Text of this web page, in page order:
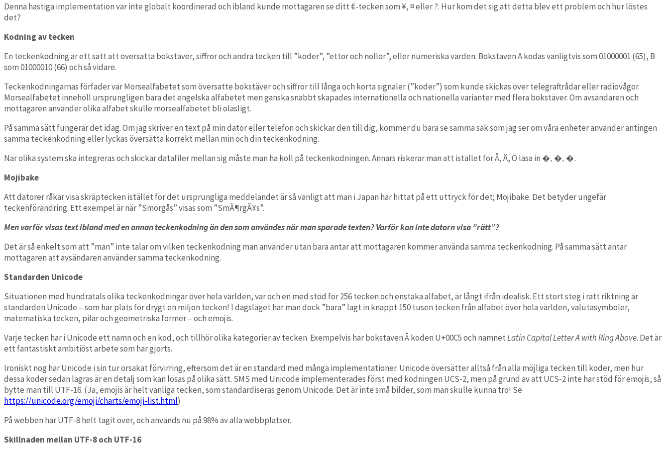
Arbete & Praktik Avvikelsehantering
LowCode
Bygg e-tjänster utan kod.
Denna hastiga implementation var inte globalt koordinerad och ibland kunde mottagarenseditt€-teckensom¥, ¤ eller ?. Hur kom det sig att detta blev ett problem och hur löstes
det?
Kodning av tecken
En teckenkodning är ett sätt att översätta bokstäver, siffror och andra tecken till ”koder”, ”ettor och nollor”, eller numeriska värden. Bokstaven A kodasvanligtvissom01000001 (65), B
som01000010(66) och så vidare.
Teckenkodningarnas förfader var Morsealfabetet som översatte bokstäver och siffror till långa och korta signaler (”koder”) som kunde skickas över telegraftrådar eller radiovågor.
Morsealfabetet innehöll ursprungligen bara det engelska alfabetet men ganska snabbt skapades internationella och nationella varianter med flera bokstäver. Om avsändaren och
mottagaren använder olika alfabet skulle morsealfabetet bli oläsligt.
På samma sätt fungerar det idag. Om jag skriver en text på min dator eller telefon och skickar den till dig, kommer du bara se samma sak som jag ser om våra enheter använder antingen
samma teckenkodning eller lyckas översätta korrekt mellan min och din teckenkodning.
När olika system ska integreras och skickar datafiler mellan sig måste man ha koll på teckenkodningen. Annars riskerar man att istället för Å, Ä, Ö läsa in �, �, �.
Mojibake
Att datorer råkar visa skräptecken istället för det ursprungliga meddelandet är så vanligt att man i Japan har hittat på ett uttryck för det; Mojibake. Det betyder ungefär
teckenförändring. Ett exempel är när ”Smörgås” visas som ”SmÃ¶rgÃ¥s”.
Men varför visas text ibland med en annan teckenkodning än den som användes när man sparade texten? Varför kan inte datorn visa ”rätt”?
Det är så enkelt som att ”man” inte talar om vilken teckenkodning man använder utan bara antar att mottagaren kommer använda samma teckenkodning. På samma sätt antar
mottagaren att avsändaren använder samma teckenkodning.
Standarden Unicode
Situationen med hundratals olika teckenkodningar över hela världen, var och en med stöd för 256 tecken och enstaka alfabet, är långt ifrån idealisk. Ett stort steg i rätt riktning är
standarden Unicode – som har plats för drygt en miljon tecken! I dagsläget har man dock ”bara” lagt in knappt 150 tusen tecken från alfabet över hela världen, valutasymboler,
matematiska tecken, pilar och geometriska former – och emojis.
Varje tecken har i Unicode ett namn och en kod, och tillhör olika kategorier av tecken. Exempelvis har bokstaven Å koden U+00C5 och namnetLatin Capital Letter A with Ring Above. Det är
ett fantastiskt ambitiöst arbete som har gjorts.
Ironiskt nog har Unicode i sin tur orsakat förvirring, eftersom det är en standard med många implementationer. Unicode översätter alltså från alla möjliga tecken till koder, men hur
dessa koder sedan lagras är en detalj som kan lösas på olika sätt. SMS med Unicode implementerades först med kodningen UCS-2, men på grund av att UCS-2 inte har stöd för emojis, så
bytte man till UTF-16. (Ja, emojis är helt vanliga tecken, som standardiseras genom Unicode. Det är inte små bilder, som man skulle kunna tro! Se
https://unicode.org/emoji/charts/emoji-list.html)
På webben har UTF-8 helt tagit över, och används nu på 98% av alla webbplatser.
Skillnaden mellan UTF-8 och UTF-16